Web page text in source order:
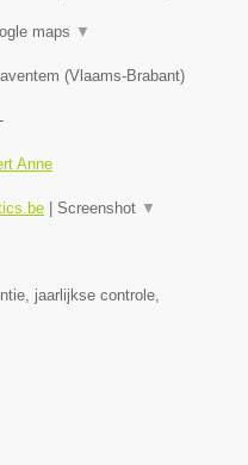
maps ▼
(Vlaams-Brabant)
-
Anne
Screenshot ▼
jaarlijkse controle,